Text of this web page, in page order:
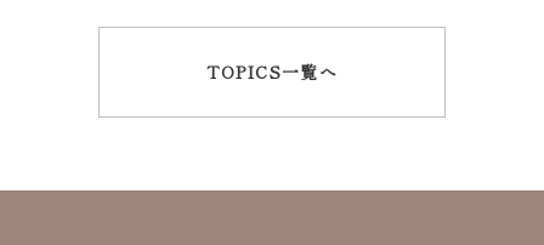
TOPICS一覧へ